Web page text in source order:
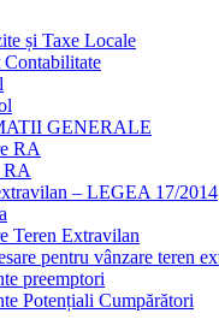
și Taxe Locale
GENERALE
RA
RA
– LEGEA 17/2014
Teren Extravilan
pentru vânzare teren
preemptori
Potențiali Cumpărători